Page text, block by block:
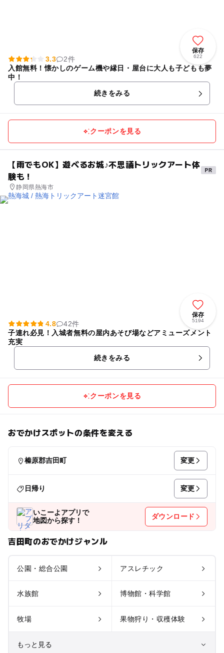
保存
622
3.3
2件
入館無料！懐かしのゲーム機や縁日・屋台に大人も子どもも夢
中！
続きをみる
クーポンを見る
【雨でもOK】遊べるお城♪不思議トリックアート体
験も！
静岡県熱海市
保存
5194
4.8
42件
子連れ必見！入城者無料の屋内あそび場などアミューズメント
充実
続きをみる
クーポンを見る
おでかけスポットの条件を変える
榛原郡吉田町 変更
日帰り 変更
いこーよアプリで
地図から探す！
ダウンロード
吉田町のおでかけジャンル
公園・総合公園 アスレチック
水族館 博物館・科学館
牧場 果物狩り・収穫体験
もっと見る